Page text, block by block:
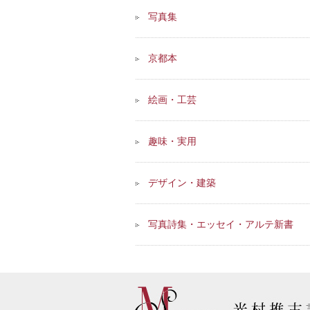
写真集
京都本
絵画・工芸
趣味・実用
デザイン・建築
写真詩集・エッセイ・アルテ新書